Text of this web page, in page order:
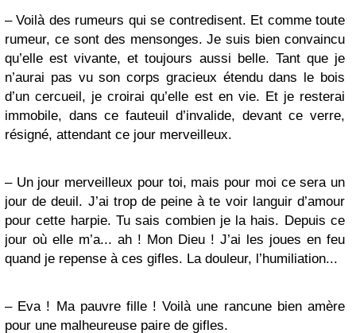
– Voilà des rumeurs qui se contredisent. Et comme toute
rumeur, ce sont des mensonges. Je suis bien convaincu
qu’elle est vivante, et toujours aussi belle. Tant que je
n’aurai pas vu son corps gracieux étendu dans le bois
d’un cercueil, je croirai qu’elle est en vie. Et je resterai
immobile, dans ce fauteuil d’invalide, devant ce verre,
résigné, attendant ce jour merveilleux.
– Un jour merveilleux pour toi, mais pour moi ce sera un
jour de deuil. J’ai trop de peine à te voir languir d’amour
pour cette harpie. Tu sais combien je la hais. Depuis ce
jour où elle m’a... ah ! Mon Dieu ! J’ai les joues en feu
quand je repense à ces gifles. La douleur, l’humiliation...
– Eva ! Ma pauvre fille ! Voilà une rancune bien amère
pour une malheureuse paire de gifles.